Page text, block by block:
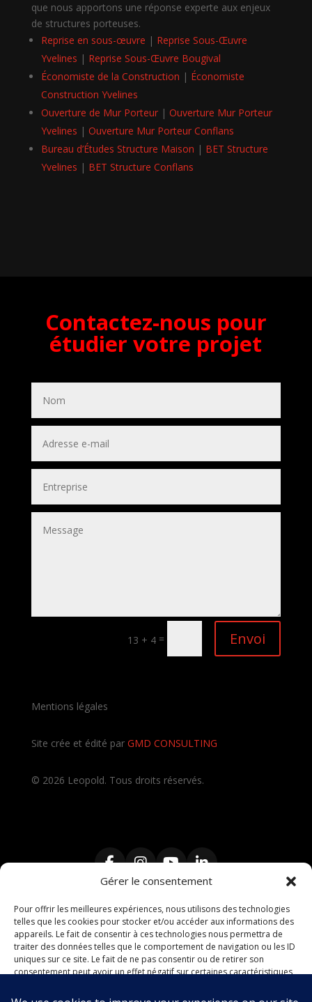
Gérer le consentement
Pour offrir les meilleures expériences, nous utilisons des technologies
telles que les cookies pour stocker et/ou accéder aux informations des
appareils. Le fait de consentir à ces technologies nous permettra de
traiter des données telles que le comportement de navigation ou les ID
uniques sur ce site. Le fait de ne pas consentir ou de retirer son
consentement peut avoir un effet négatif sur certaines caractéristiques
que nous apportons une réponse experte aux enjeux
de structures porteuses.
Reprise en sous-œuvre | Reprise Sous-Œuvre
Yvelines | Reprise Sous-Œuvre Bougival
Économiste de la Construction | Économiste
Construction Yvelines
Ouverture de Mur Porteur| Ouverture Mur Porteur
Yvelines | Ouverture Mur Porteur Conflans
Bureau d’Études Structure Maison | BET Structure
Yvelines | BET Structure Conflans
Contactez-nous pour
étudier votre projet
13 + 4 = Envoi
Mentions légales
Site crée et édité par GMD CONSULTING
© 2026 Leopold. Tous droits réservés.
Contractant Général,Travaux clé en main,Architecte,
Maître d’œuvre,décorateur intérieur, rénovation de
maison, rénovation d’appartement,cuisine sur mesure
salle de bain,dressing sur mesure,extension de